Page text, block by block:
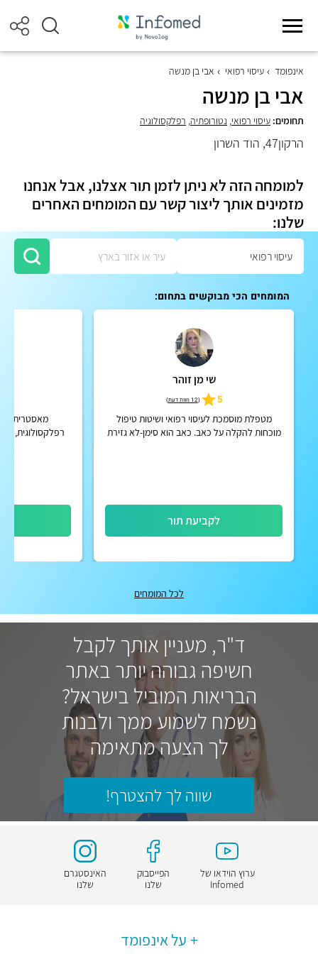
אינפומד עיסוי רפואי אבי בן מנשה
אבי בן מנשה
תחומים: עיסוי רפואי, נטורופתיה, רפלקסולוגיה
הרקון47, הוד השרון
למומחה הזה לא ניתן לזמן תור אצלנו, אבל אנחנו
מזמינים אותך ליצור קשר עם המומחים האחרים
שלנו:
המומחים הכי מבוקשים בתחום:
שי מן זוהר
5
(12 חוות דעת )
מטפלת מוסמכת לעיסוי רפואי ושיטות טיפול
מוכחות להקלה על כאב. כאב הוא סימן-לא גזירת
לקביעת תור
מאסטרית
רפלקסולוגית,
לכל המומחים
ד"ר, מעניין אותך לקבל
חשיפה גבוהה יותר באתר
הבריאות המוביל בישראל?
נשמח לשמוע ממך ולבנות
לך הצעה מתאימה
שווה לך להצטרף!
ערוץ הוידאו של
Infomed
הפייסבוק
שלנו
האינסטגרם
שלנו
על אינפומד